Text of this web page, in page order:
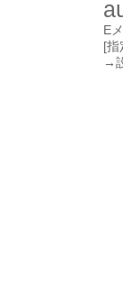
E
[指
→